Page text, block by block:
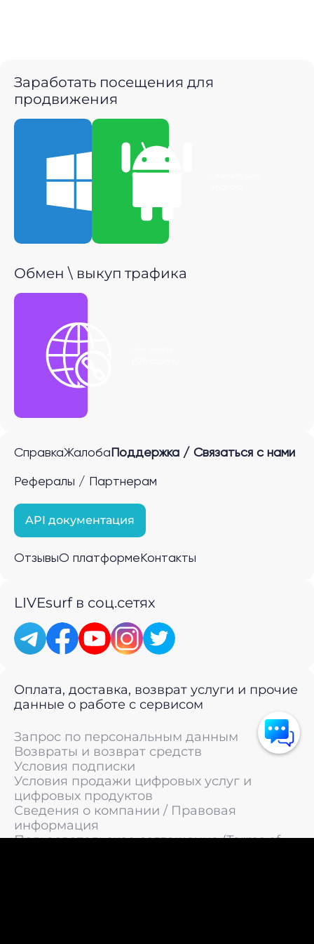
Заработать посещения для
продвижения
Скачать для
Обмен \ выкуп трафика
СправкаЖалоба Поддержка / Связаться с нами
Рефералы / Партнерам
API документация
ОтзывыО платформе Контакты
LIVEsurf в соц.сетях
Оплата, доставка, возврат услуги и прочие
данные о работе с сервисом
Запрос по персональным данным
Возвраты и возврат средств
Условия подписки
Условия продажи цифровых услуг и
цифровых продуктов
Сведения о компании / Правовая
информация
Пользовательское соглашение (Terms of